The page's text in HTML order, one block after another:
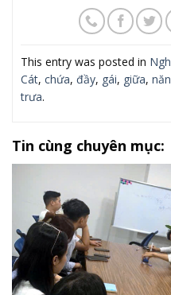
This entry was posted in
Cát, chứa, đầy, gái, giữa,
trưa.
Tin cùng chuyên mục: